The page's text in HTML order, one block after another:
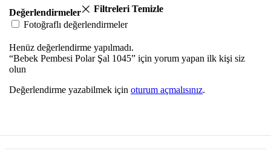
Değerlendirmeler
Filtreleri Temizle
Fotoğraflı değerlendirmeler
Henüz değerlendirme yapılmadı.
“Bebek Pembesi Polar Şal 1045” için yorum yapan ilk kişi siz
olun
Değerlendirme yazabilmek için oturum açmalısınız.